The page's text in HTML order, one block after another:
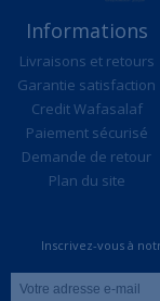
Informations
Livraisons et retours
Garantie satisfaction
Credit Wafasalaf
Paiement sécurisé
Demande de retour
Plan du site
Inscrivez-vous à